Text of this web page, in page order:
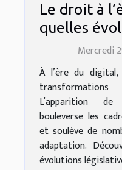
Le droit à
quelles
législatives
Mercredi
À l’ère du
L’apparition de
bouleverse les
et soulève de
adaptation.
évolutions